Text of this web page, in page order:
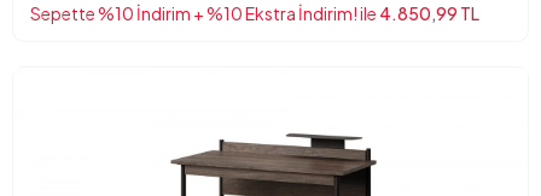
Sepette %10 İndirim + %10 Ekstra İndirim! ile 4.850,99 TL